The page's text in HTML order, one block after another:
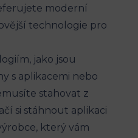
​moderní
technologie ⁣pro
‍jako ⁢jsou
⁣s aplikacemi nebo
stahovat⁣ z
si stáhnout aplikaci
který ⁢vám